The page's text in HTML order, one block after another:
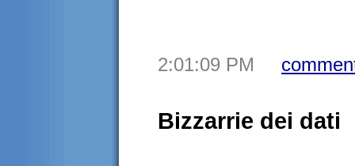
2:01:09 PM
Bizzarrie dei dati